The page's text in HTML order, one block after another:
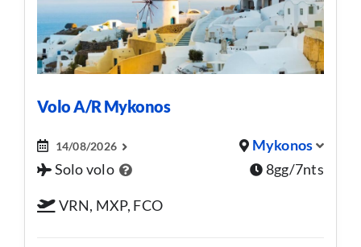
Volo A/R Mykonos
14/08/2026
Mykonos
Solo volo
8gg/7nts
VRN, MXP, FCO